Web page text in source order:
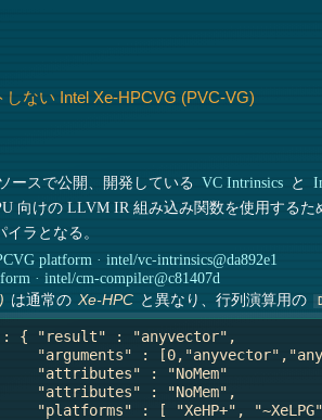
しない Intel Xe-HPCVG (PVC-VG)
ースで公開、開発している VC Intrinsics と
向けの LLVM IR 組み込み関数を使用する
ラとなる。
platform · intel/vc-intrinsics@da892e1
· intel/cm-compiler@c81407d
は通常の Xe-HPC と異なり、行列演算用の
{ "result" : "anyvector",
"arguments" :
"attributes" : "NoMem"
"attributes" : "NoMem",
"platforms" : [ "XeHP+",